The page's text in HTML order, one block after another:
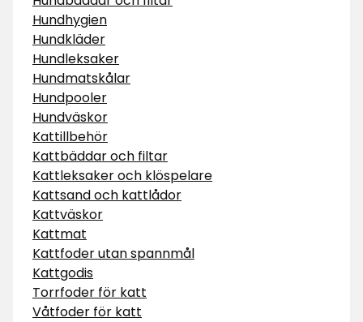
Hundhygien
Hundkläder
Hundleksaker
Hundmatskålar
Hundpooler
Hundväskor
Kattillbehör
Kattbäddar och filtar
Kattleksaker och klöspelare
Kattsand och kattlådor
Kattväskor
Kattmat
Kattfoder utan spannmål
Kattgodis
Torrfoder för katt
Våtfoder för katt